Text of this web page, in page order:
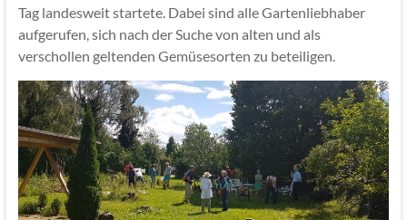
Tag landesweit startete. Dabei sind alle Gartenliebhaber
aufgerufen, sich nach der Suche von alten und als
verschollen geltenden Gemüsesorten zu beteiligen.